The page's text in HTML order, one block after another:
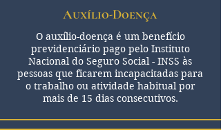
Auxílio-Doença
O auxílio-doença é um benefício
previdenciário pago pelo Instituto
Nacional do Seguro Social - INSS às
pessoas que ficarem incapacitadas para
o trabalho ou atividade habitual por
mais de 15 dias consecutivos.